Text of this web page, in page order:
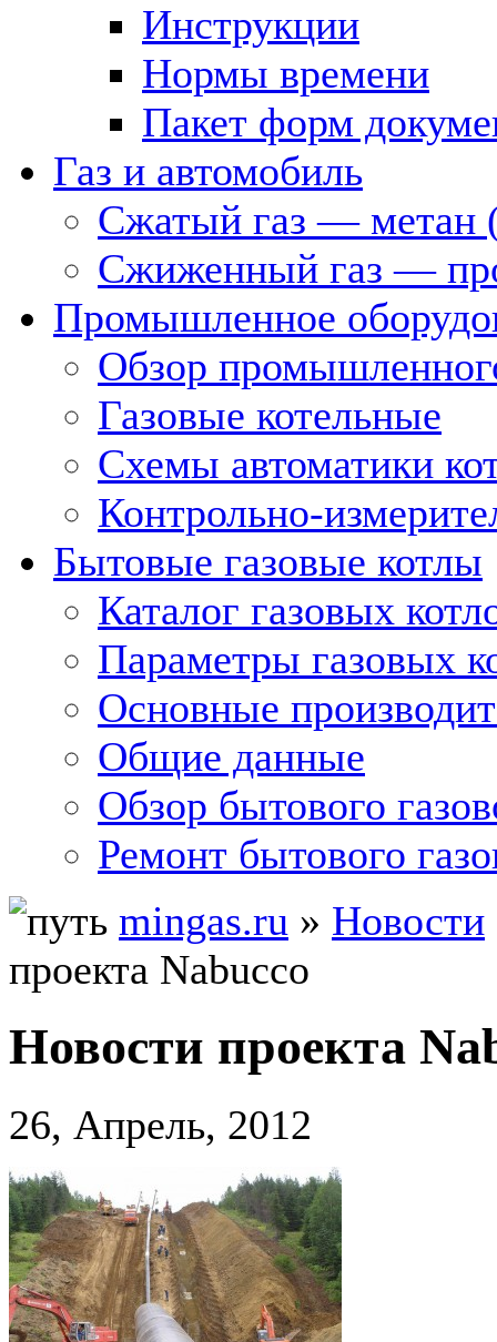
Инструкции
Нормы времени
Пакет форм
Газ и автомобиль
Сжатый газ — метан
Сжиженный газ —
Промышленное
Обзор
Газовые котельные
Схемы автоматики
Контрольно-
Бытовые газовые котлы
Каталог газовых
Параметры газовых
Основные
Общие данные
Обзор бытового
Ремонт бытового
mingas.ru » Новости
проекта Nabucco
Новости проекта
26, Апрель, 2012